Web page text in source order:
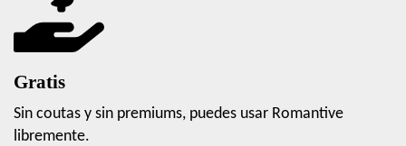
Gratis
Sin coutas y sin premiums, puedes usar Romantive
libremente.